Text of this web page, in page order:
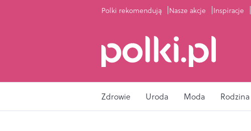
Polki rekomendują Nasze akcje Inspiracje
Zdrowie Uroda Moda Rodzina